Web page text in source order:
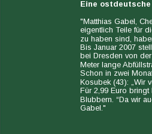
Eine
"Matthias Gabel,
eigentlich Teile für
zu haben sind,
Bis Januar 2007
bei Dresden von
Meter lange
Schon in zwei
Kosubek (43): „Wir
Für 2,99 Euro
Blubbern. “Da wir
Gabel."